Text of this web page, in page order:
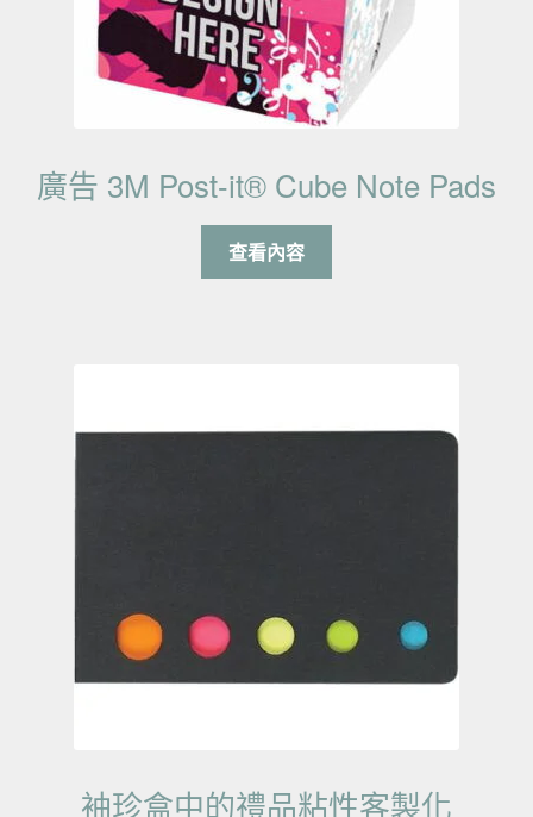
廣告 3M Post-it® Cube Note Pads
查看內容
袖珍盒中的禮品粘性客製化